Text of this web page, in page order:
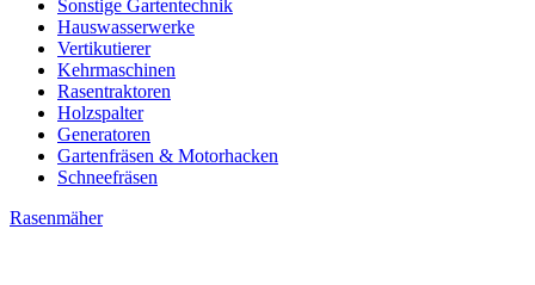
Sonstige Gartentechnik
Hauswasserwerke
Vertikutierer
Kehrmaschinen
Rasentraktoren
Holzspalter
Generatoren
Gartenfräsen & Motorhacken
Schneefräsen
Rasenmäher